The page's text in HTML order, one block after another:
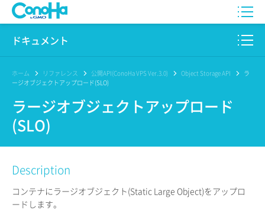
WING
AI Canvas
サービス一覧
サポート
ドキュメント
このサイトについて
プロダクト
リファレンス
ホーム リファレンス 公開API(ConoHa VPS Ver.3.0) Object Storage API
ラ
ージオブジェクトアップロード(SLO)
ラージオブジェクトアップロード
(SLO)
Description
コンテナにラージオブジェクト(Static Large Object)をアップロ
ードします。